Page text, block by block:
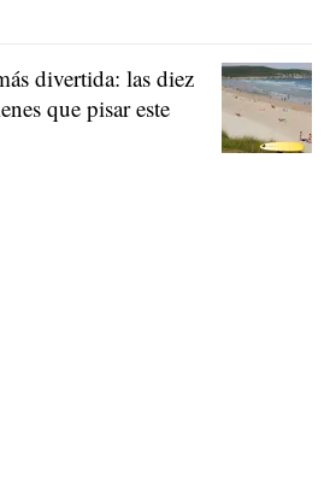
divertida: las diez
que pisar este